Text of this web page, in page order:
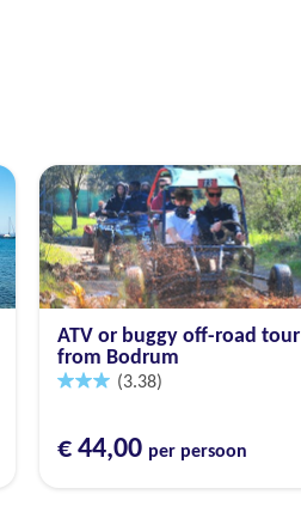
ATV or buggy off-road tour
from Bodrum
(3.38)
€ 44,00 per persoon